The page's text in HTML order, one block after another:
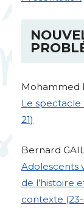
PROBL
Mohammed
Le spectacle
21)
Bernard
Adolescents
de l’histoire
contexte (23-